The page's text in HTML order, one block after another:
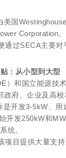
美国
Corporation
通过SECA主要对
：从小型到大型
）和国立能源技
政府、企业及高
是开发3-5kW、
开发250kW和
统。
项目提供大量支